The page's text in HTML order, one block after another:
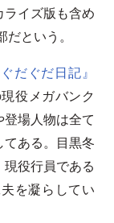
イズ版も含め
という。
だぐだ日記』
役メガバンク
場人物は全て
ある。目黒冬
役行員である
を凝らしてい